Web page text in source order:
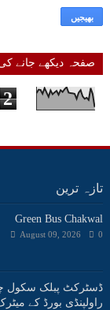
صفحہ دیکھے جانے
2
تازہ ترین
Green Bus Chakwal
August 09, 2026 0
ڈسٹرکٹ پبلک سکول
راولپنڈی بورڈ کے